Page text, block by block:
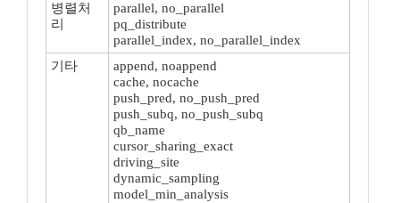
병렬처
리
parallel, no_parallel
pq_distribute
parallel_index, no_parallel_index
기타
append, noappend
cache, nocache
push_pred, no_push_pred
push_subq, no_push_subq
qb_name
cursor_sharing_exact
driving_site
dynamic_sampling
model_min_analysis